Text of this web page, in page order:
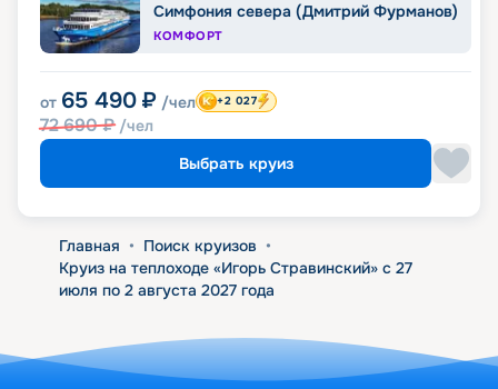
Симфония севера (Дмитрий Фурманов)
КОМФОРТ
от 65 490 ₽ /чел
72 690₽ /чел
+2 027
Выбрать круиз
Главная • Поиск круизов •
Круиз на теплоходе «Игорь Стравинский» с 27
июля по 2 августа 2027 года